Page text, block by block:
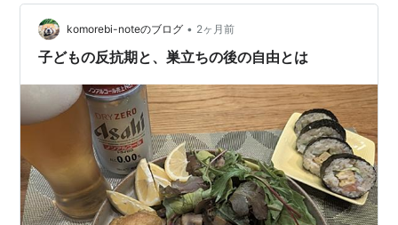
ゅっとするけれど、 これも成長の証なんだなあ、と前向
きに感じています🌈✨ ---------------------- ブログ「う
ち…
komorebi-noteのブログ • 2ヶ月前
子どもの反抗期と、巣立ちの後の自由とは